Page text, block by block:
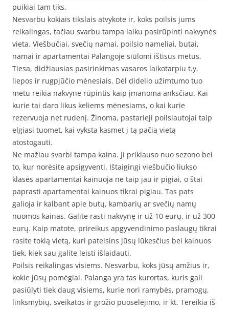
puikiai tam tiks.
Nesvarbu kokiais tikslais atvykote ir, koks poilsis jums
reikalingas, tačiau svarbu tampa laiku pasirūpinti nakvynės
vieta. Viešbučiai, svečių namai, poilsio nameliai, butai,
namai ir apartamentai Palangoje siūlomi ištisus metus.
Tiesa, didžiausias pasirinkimas vasaros laikotarpiu t.y.
liepos ir rugpjūčio mėnesiais. Dėl didelio užimtumo tuo
metu reikia nakvyne rūpintis kaip įmanoma anksčiau. Kai
kurie tai daro likus keliems mėnesiams, o kai kurie
rezervuoja net rudenį. Žinoma, pastarieji poilsiautojai taip
elgiasi tuomet, kai vyksta kasmet į tą pačią vietą
atostogauti.
Ne mažiau svarbi tampa kaina. Ji priklauso nuo sezono bei
to, kur norėsite apsigyventi. Ištaigingi viešbučio liukso
klasės apartamentai kainuoja ne taip jau ir pigiai, o štai
paprasti apartamentai kainuos tikrai pigiau. Tas pats
galioja ir kalbant apie butų, kambarių ar svečių namų
nuomos kainas. Galite rasti nakvynę ir už 10 eurų, ir už 300
eurų. Kaip matote, prireikus apgyvendinimo paslaugų tikrai
rasite tokią vietą, kuri pateisins jūsų lūkesčius bei kainuos
tiek, kiek sau galite leisti išlaidauti.
Poilsis reikalingas visiems. Nesvarbu, koks jūsų amžius ir,
kokie jūsų pomėgiai. Palanga yra tas kurortas, kuris gali
pasiūlyti tiek daug visiems, kurie nori ramybės, pramogų,
linksmybių, sveikatos ir grožio puoselėjimo, ir kt. Tereikia iš